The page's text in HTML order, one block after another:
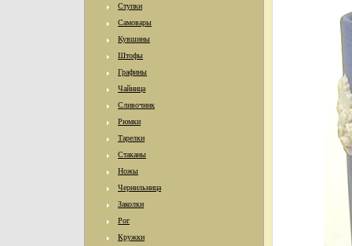
Ступки
Самовары
Кувшины
Штофы
Графины
Чайница
Сливочник
Рюмки
Тарелки
Стаканы
Ножы
Чернильница
Заколки
Рог
Кружки